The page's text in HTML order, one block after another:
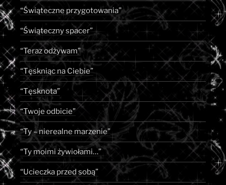
“Świąteczne przygotowania”
“Świąteczny spacer”
“Teraz odżywam”
“Tęskniąc na Ciebie”
“Tęsknota”
“Twoje odbicie”
“Ty – nierealne marzenie”
“Ty moimi żywiołami…”
“Ucieczka przed sobą”